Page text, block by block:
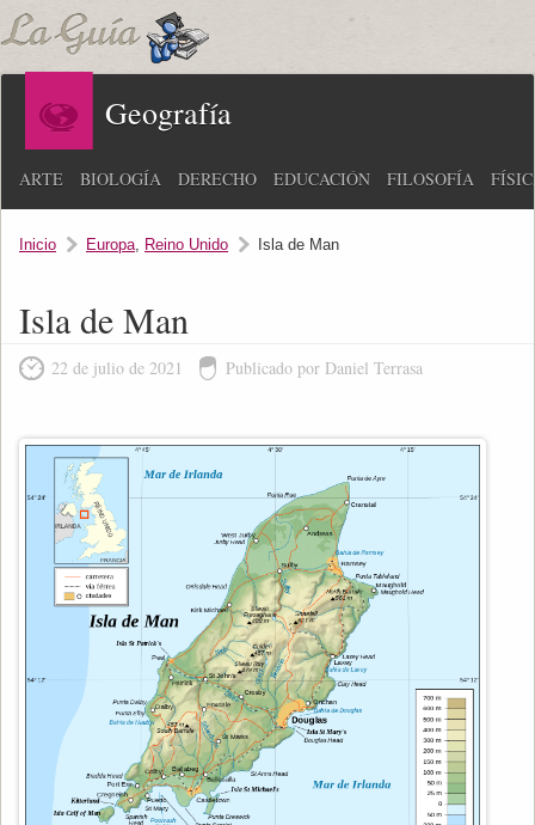
Geografía
ARTE BIOLOGÍA DERECHO EDUCACIÓN FILOSOFÍA
Inicio Europa, Reino Unido Isla de Man
Isla de Man
22 de julio de 2021 Publicado por Daniel Terrasa